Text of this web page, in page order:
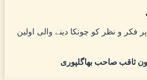
فکر و نظر کو چونکا دینے والی اولین
ثاقب صاحب بھاگلپوری